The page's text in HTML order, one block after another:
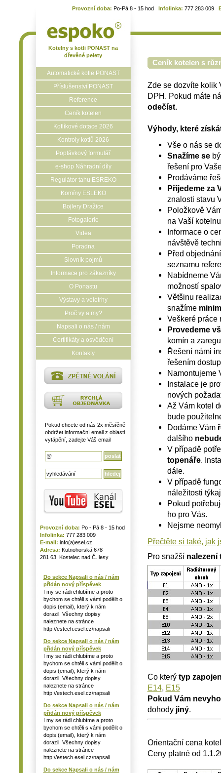
Provozní doba: Po-Pá 8 - 15 hod Infolinka: 777 283 009
Kotelny s kotli PONAST na
dřevěné pelety
Automatické kotle PONAST
Příslušenství PONAST
Reference
Ceník kotelen
Kotlíkové dotace 2026
Kontroly kotlů 2026
Poptávkový formulář
e-shop Náhradní díly
Regulátor tahu ESREKO
Komíny ESLEKO
Bojlery Dražice
Fotogalerie
Videa
Poradna
Slovník pojmů
Informace pro zákazníky
O Ponastu
Výstavy a veletrhy
Proč vy a my?
Napsali o nás / nám
Certifikáty a osvědčení
Kontakty
Pokud chcete od nás 2x měsíčně
obdržet informační email z oblasti
vytápění, zadejte Váš email
Provozní doba: Po - Pá 8 - 15 hod
Infolinka: 777 283 009
E-mail: info(a)esel.cz
Adresa: Kutnohorská 678
281 63, Kostelec nad Č. lesy
Do sekce Napsali o nás / nám
přidán nový příspěvek
I my se rádi chlubíme a proto
bychom se chtěli s vámi podělit o
dopis (email), který k nám
dorazil. Všechny dopisy
naleznete na stránce
http://estech.esel.cz/napsali
Do sekce Napsali o nás / nám
přidán nový příspěvek
I my se rádi chlubíme a proto
bychom se chtěli s vámi podělit o
dopis (email), který k nám
dorazil. Všechny dopisy
naleznete na stránce
http://estech.esel.cz/napsali
Do sekce Napsali o nás / nám
přidán nový příspěvek
I my se rádi chlubíme a proto
bychom se chtěli s vámi podělit o
dopis (email), který k nám
dorazil. Všechny dopisy
naleznete na stránce
http://estech.esel.cz/napsali
Do sekce Napsali o nás / nám
Ceník kotelen s
Zde se dozvíte kolik
DPH. Pokud máte
odečíst.
Výhody, které
Vše o nás se
Snažíme se
řešení pro
Prodáváme
Přijedeme za
znalosti stavu
Položkově
na Vaší
Informace o
návštěvě
Před
seznamu
Nabídneme
možností
Většinu
snažíme
Veškeré
Provedeme
komín a
Řešení námi
řešením
Namontujeme
Instalace je
nových
Až Vám kotel
bude
Dodáme Vám
dalšího
V případě
topenáře.
dále.
V případě
náležitosti
Pokud
ho pro Vás.
Nejsme
Přečtěte si také, jak
Pro snažší nalezení
Co který typ
E14, E15
Pokud Vám
dohody jiný.
Orientační cena
Ceny platné od